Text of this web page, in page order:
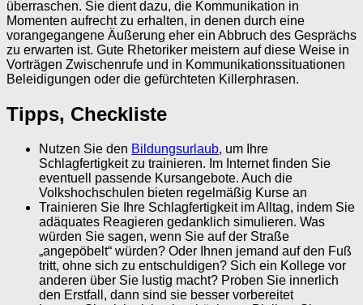
überraschen. Sie dient dazu, die Kommunikation in
Momenten aufrecht zu erhalten, in denen durch eine
vorangegangene Äußerung eher ein Abbruch des Gesprächs
zu erwarten ist. Gute Rhetoriker meistern auf diese Weise in
Vorträgen Zwischenrufe und in Kommunikationssituationen
Beleidigungen oder die gefürchteten Killerphrasen.
Tipps, Checkliste
Nutzen Sie den Bildungsurlaub, um Ihre
Schlagfertigkeit zu trainieren. Im Internet finden Sie
eventuell passende Kursangebote. Auch die
Volkshochschulen bieten regelmäßig Kurse an
Trainieren Sie Ihre Schlagfertigkeit im Alltag, indem Sie
adäquates Reagieren gedanklich simulieren. Was
würden Sie sagen, wenn Sie auf der Straße
„angepöbelt“ würden? Oder Ihnen jemand auf den Fuß
tritt, ohne sich zu entschuldigen? Sich ein Kollege vor
anderen über Sie lustig macht? Proben Sie innerlich
den Erstfall, dann sind sie besser vorbereitet